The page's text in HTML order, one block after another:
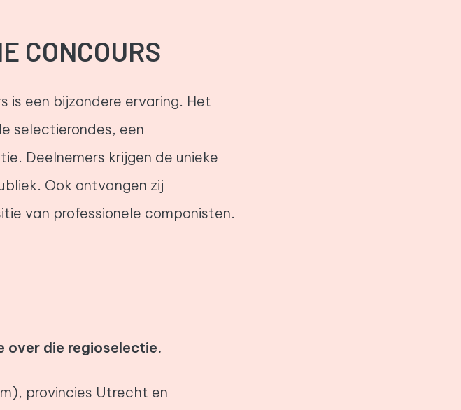
CONCOURS
is een bijzondere ervaring. Het
selectierondes, een
Deelnemers krijgen de unieke
Ook ontvangen zij
van professionele componisten.
over die regioselectie.
provincies Utrecht en